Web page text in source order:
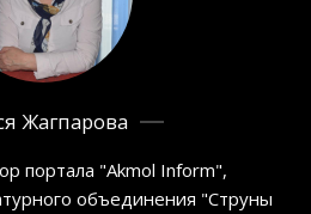
Жагпарова
портала "Akmol Inform",
объединения "Струны